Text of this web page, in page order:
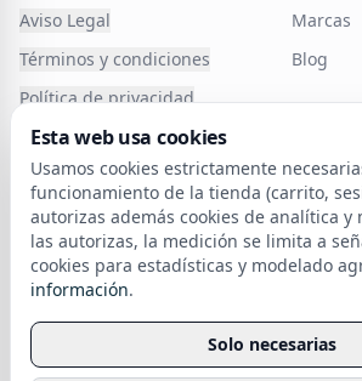
Aviso Legal
Términos y condiciones
Política de privacidad
Política de Cookies
Cancelar o devolver un
pedido
Política de devoluciones
Financia tu compra
Marcas
Blog
Atención al cliente
Esta web usa cookies
Usamos cookies estrictamente
funcionamiento de la tienda (carrito,
autorizas además cookies de analítica y
las autorizas, la medición se limita a
cookies para estadísticas y modelado
informaciónsobre nuestra política de
.
Solo necesarias